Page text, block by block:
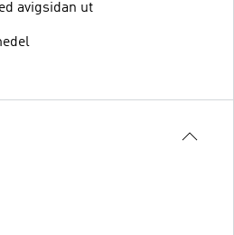
avigsidan ut